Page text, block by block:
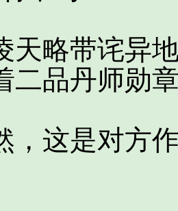
略带诧异地
二品丹师勋
这是对方作